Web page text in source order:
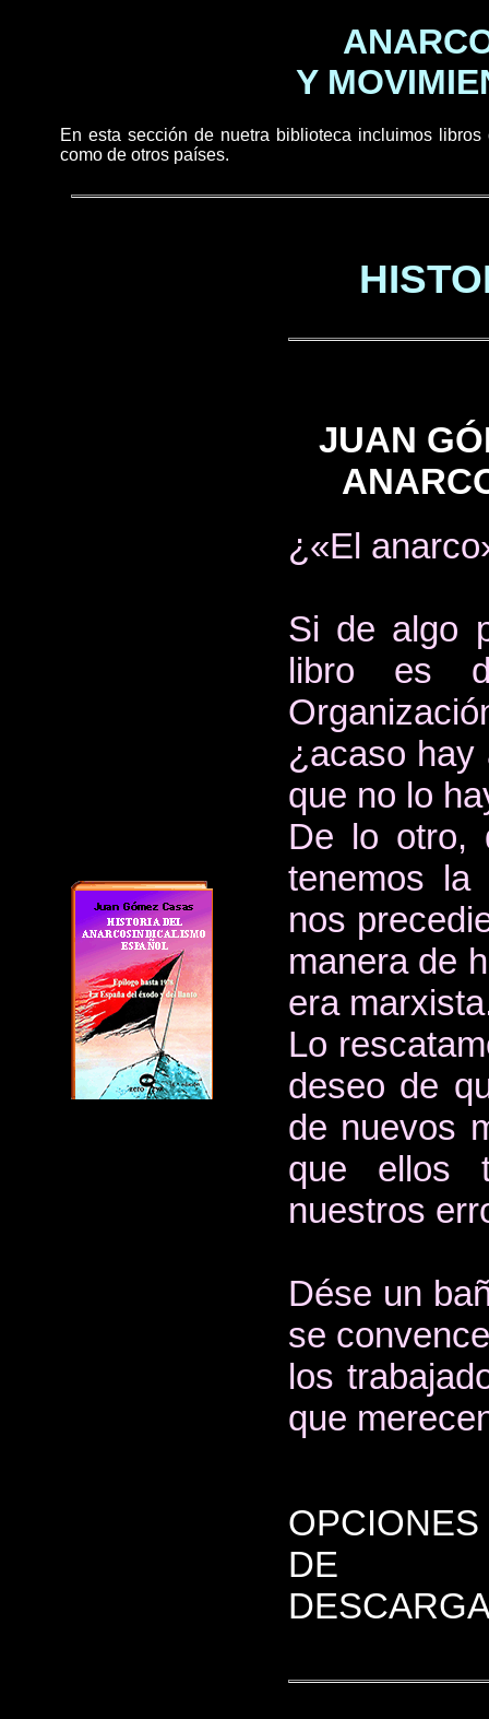
Y
En esta sección de nuetra biblioteca incluimos
como de otros países.
JUAN
¿«El
Si de algo
libro es
¿acaso hay
que no lo
De lo otro,
tenemos la
nos
manera de
era
Lo
deseo de
de nuevos
que ellos
nuestros
Dése un
se
los
que
OPCIONES
DE